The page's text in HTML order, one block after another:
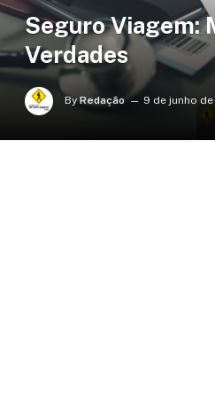
Seguro Viagem:
Verdades
By Redação 9 de junho